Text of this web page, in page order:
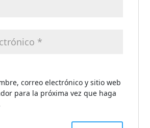
correo electrónico y sitio web
para la próxima vez que haga